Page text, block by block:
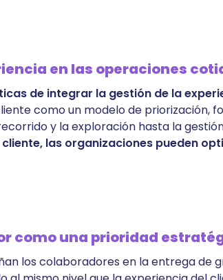
en las operaciones
de integrar la gestión de la
como un modelo de priorización,
y la exploración hasta la
las organizaciones pueden
como una prioridad
los colaboradores en la entrega de